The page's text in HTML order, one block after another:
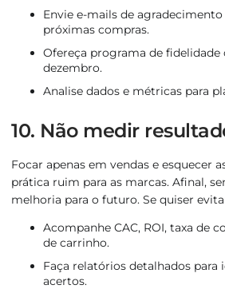
Envie e-mails de agradecimento
próximas compras.
Ofereça programa de
dezembro.
Analise dados e métricas para
10. Não medir
Focar apenas em vendas e esquecer
prática ruim para as marcas. Afinal,
melhoria para o futuro. Se quiser
Acompanhe CAC, ROI, taxa de
de carrinho.
Faça relatórios detalhados
acertos.